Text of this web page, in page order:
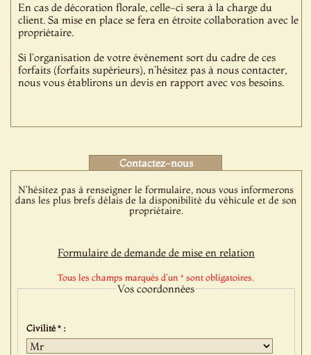
En cas de décoration florale, celle-ci sera à la charge du
client. Sa mise en place se fera en étroite collaboration avec le
propriétaire.
Si l'organisation de votre événement sort du cadre de ces
forfaits (forfaits supérieurs), n'hésitez pas à nous contacter,
nous vous établirons un devis en rapport avec vos besoins.
Contactez-nous
N'hésitez pas à renseigner le formulaire, nous vous informerons
dans les plus brefs délais de la disponibilité du véhicule et de son
propriétaire.
Formulaire de demande de mise en relation
Tous les champs marqués d'un * sont obligatoires.
Vos coordonnées
Civilité * :